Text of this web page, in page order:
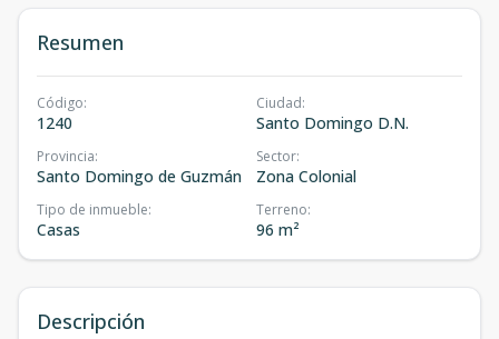
Resumen
Código:
1240
Ciudad:
Santo Domingo D.N.
Provincia:
Santo Domingo de Guzmán
Sector:
Zona Colonial
Tipo de inmueble:
Casas
Terreno:
96 m²
Descripción